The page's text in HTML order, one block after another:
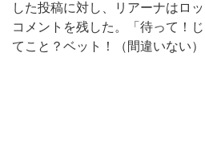
した投稿に対し、リアーナはロ
コメントを残した。「待って！
てこと？ベット！（間違いない